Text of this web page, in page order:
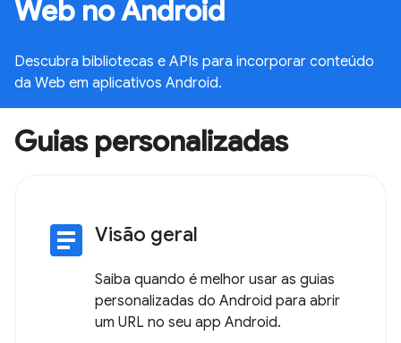
Web no Android
Descubra bibliotecas e APIs para incorporar conteúdo
da Web em aplicativos Android.
Guias personalizadas
article Visão geral
Saiba quando é melhor usar as guias
personalizadas do Android para abrir
um URL no seu app Android.